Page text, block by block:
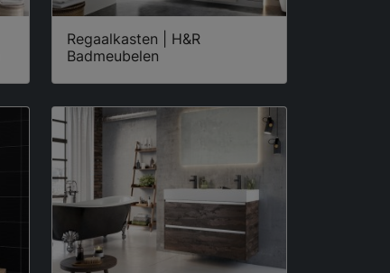
Regaalkasten | H&R
Badmeubelen